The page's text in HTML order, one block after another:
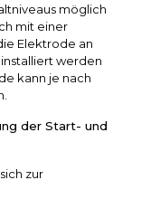
möglich
mit einer
Elektrode an
werden
kann je nach
der Start- und
zur